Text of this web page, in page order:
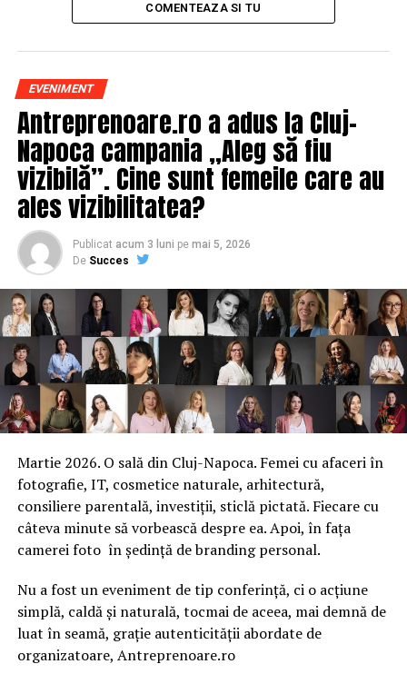
COMENTEAZA SI TU
EVENIMENT
Antreprenoare.ro a adus la Cluj-
Napoca campania „Aleg să fiu
vizibilă”. Cine sunt femeile care au
ales vizibilitatea?
Publicat acum 3 luni pe mai 5, 2026
De Succes
Martie 2026. O sală din Cluj-Napoca. Femei cu afaceri în
fotografie, IT, cosmetice naturale, arhitectură,
consiliere parentală, investiții, sticlă pictată. Fiecare cu
câteva minute să vorbească despre ea. Apoi, în fața
camerei foto în ședință de branding personal.
Nu a fost un eveniment de tip conferință, ci o acțiune
simplă, caldă și naturală, tocmai de aceea, mai demnă de
luat în seamă, grație autenticității abordate de
organizatoare, Antreprenoare.ro